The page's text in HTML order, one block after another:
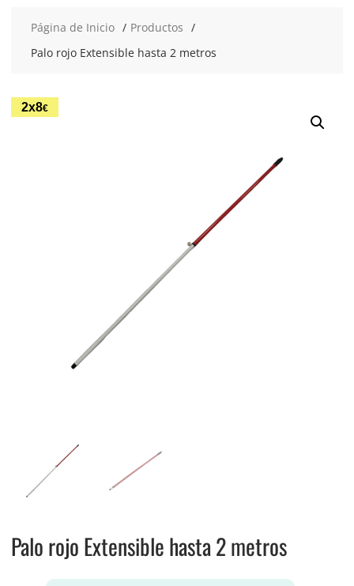
Página de Inicio
Productos
Palo rojo Extensible hasta 2 metros
2x8€
Palo rojo Extensible hasta 2 metros